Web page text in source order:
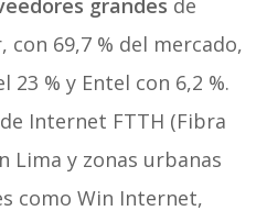
grandes de
69,7 % del mercado,
23 % y Entel con 6,2 %.
Internet FTTH (Fibra
Lima y zonas urbanas
como Win Internet,